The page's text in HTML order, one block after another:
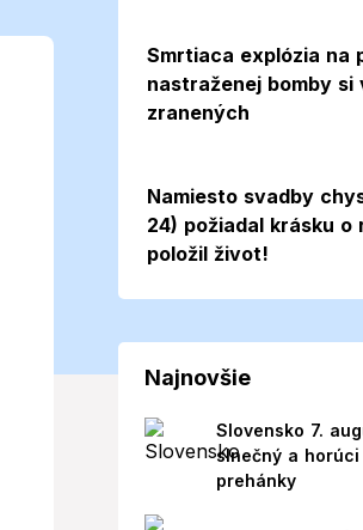
počasie, no
zostanú
Smrtiaca explózia na
nastraženej bomby si
zranených
Namiesto svadby
24) požiadal krásku o
položil život!
Najnovšie
Slovensko 7.
slnečný a
prehánky